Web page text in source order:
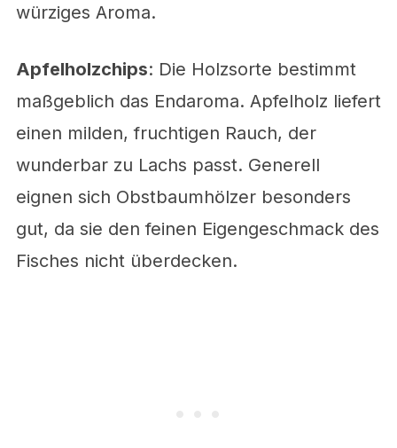
würziges Aroma.
Apfelholzchips: Die Holzsorte bestimmt
maßgeblich das Endaroma. Apfelholz liefert
einen milden, fruchtigen Rauch, der
wunderbar zu Lachs passt. Generell
eignen sich Obstbaumhölzer besonders
gut, da sie den feinen Eigengeschmack des
Fisches nicht überdecken.